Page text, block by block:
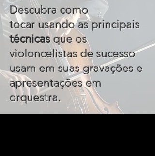
Descubra como
tocar usando as principais
técnicasque os
violoncelistas de sucesso
usam em suas gravações e
apresentações em
orquestra.